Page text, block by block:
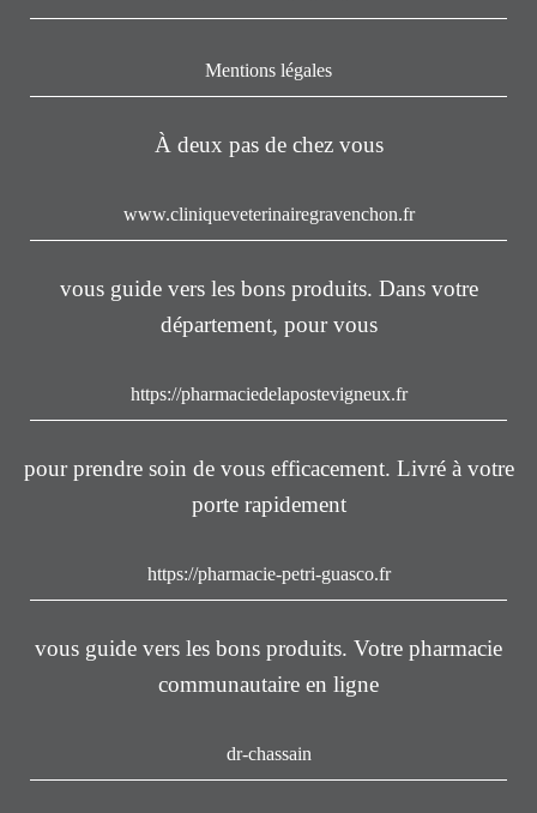
Mentions légales
À deux pas de chez vous
www.cliniqueveterinairegravenchon.fr
vous guide vers les bons produits. Dans votre
département, pour vous
https://pharmaciedelapostevigneux.fr
pour prendre soin de vous efficacement. Livré à votre
porte rapidement
https://pharmacie-petri-guasco.fr
vous guide vers les bons produits. Votre pharmacie
communautaire en ligne
dr-chassain